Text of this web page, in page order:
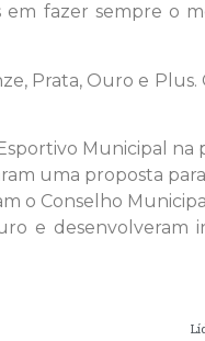
em fazer sempre o
Prata, Ouro e
Municipal na
uma proposta
o Conselho
e desenvolveram